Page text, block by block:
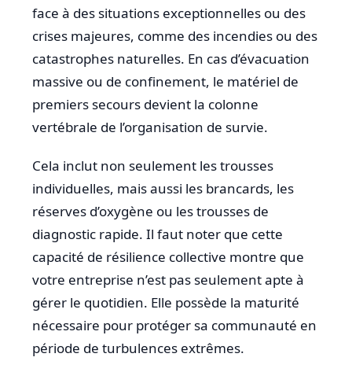
face à des situations exceptionnelles ou des
crises majeures, comme des incendies ou des
catastrophes naturelles. En cas d’évacuation
massive ou de confinement, le matériel de
premiers secours devient la colonne
vertébrale de l’organisation de survie.
Cela inclut non seulement les trousses
individuelles, mais aussi les brancards, les
réserves d’oxygène ou les trousses de
diagnostic rapide. Il faut noter que cette
capacité de résilience collective montre que
votre entreprise n’est pas seulement apte à
gérer le quotidien. Elle possède la maturité
nécessaire pour protéger sa communauté en
période de turbulences extrêmes.